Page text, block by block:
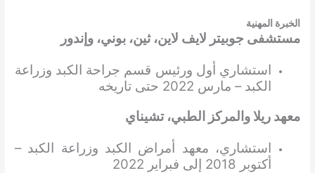
الخبرة المهنية
مستشفى جوبيتر لايف لاين، ثين، بوني، وإندور
استشاري أول ورئيس قسم جراحة الكبد وزراعة
الكبد – مارس 2022 حتى تاريخه
معهد ريلا والمركز الطبي، تشيناي
استشاري، معهد أمراض الكبد وزراعة الكبد –
أكتوبر 2018 إلى فبراير 2022